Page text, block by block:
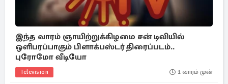
இந்த வாரம் ஞாயிற்றுக்கிழமை சன் டிவியில்
ஒளிபரப்பாகும் பிளாக்பஸ்டர் திரைப்படம்..
புரோமோ வீடியோ
Television 1 வாரம் முன்